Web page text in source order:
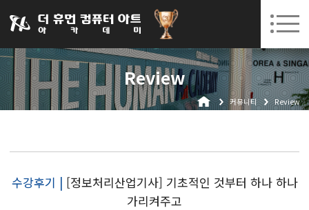
031-252-7277 수원캠퍼스 개강 08. 12.(수)
로그인 회원가입 고객센터
Review
커뮤니티 Review
수강후기 | [정보처리산업기사] 기초적인 것부터 하나 하나
가리켜주고
아카데미소개
인사말
오시는길